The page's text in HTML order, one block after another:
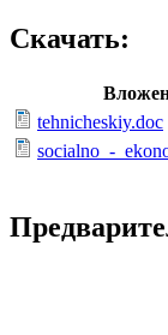
Скачать:
tehnicheskiy.doc
socialno_-